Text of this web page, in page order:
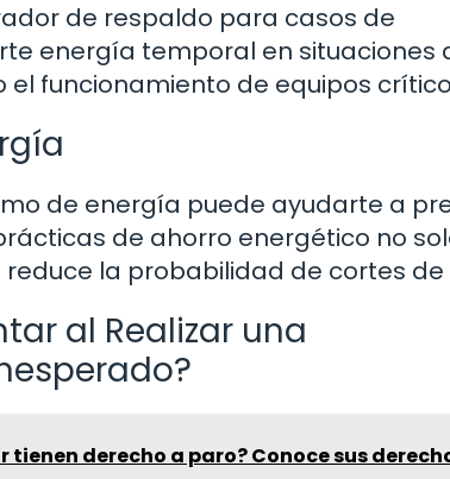
de respaldo para casos de
energía temporal en situaciones
funcionamiento de equipos
de energía puede ayudarte a
de ahorro energético no
la probabilidad de cortes de
al Realizar una
tienen derecho a paro? Conoce sus